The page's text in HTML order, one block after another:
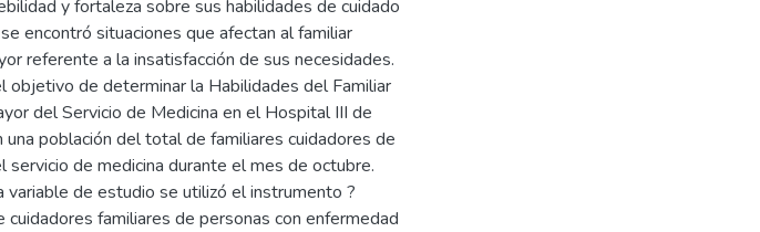
y fortaleza sobre sus habilidades de cuidado
encontró situaciones que afectan al familiar
referente a la insatisfacción de sus necesidades.
objetivo de determinar la Habilidades del Familiar
del Servicio de Medicina en el Hospital III de
una población del total de familiares cuidadores de
de medicina durante el mes de octubre.
variable de estudio se utilizó el instrumento ?
cuidadores familiares de personas con enfermedad